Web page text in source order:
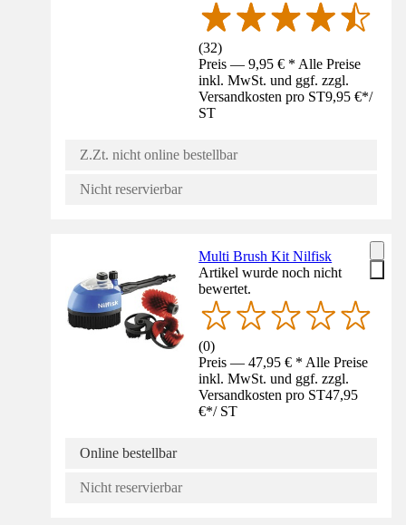
(32)
Preis — 9,95 € * Alle Preise
inkl. MwSt. und ggf. zzgl.
Versandkosten pro ST9,95 €*/
ST
Z.Zt. nicht online bestellbar
Nicht reservierbar
Multi Brush Kit Nilfisk
Artikel wurde noch nicht
bewertet.
(0)
Preis — 47,95 € * Alle Preise
inkl. MwSt. und ggf. zzgl.
Versandkosten pro ST47,95
€*/ ST
Online bestellbar
Nicht reservierbar